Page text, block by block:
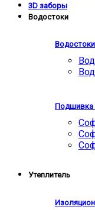
3D заборы
Водостоки
Подшивка
Утеплитель